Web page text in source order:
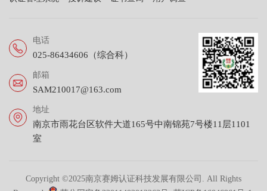
电话
025-86434606（综合科）
邮箱
SAM210017@163.com
地址
南京市雨花台区软件大道165号中南锦苑7号楼11层1101
室
Copyright ©2025南京赛姆认证科技发展有限公司. All Rights